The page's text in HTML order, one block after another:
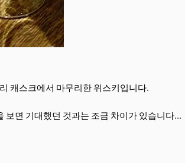
캐스크에서 마무리한 위스키입니다.
보면 기대했던 것과는 조금 차이가 있습니다...